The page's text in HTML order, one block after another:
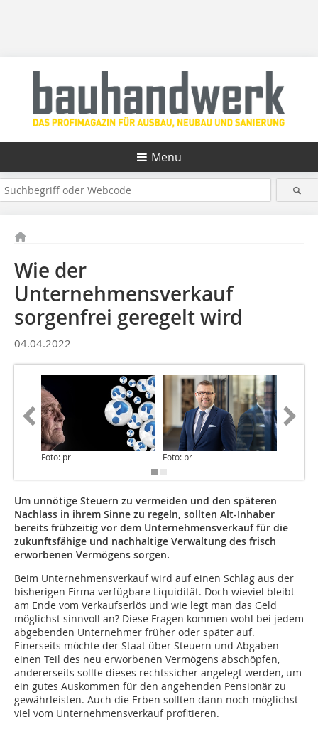
Menü
Wie der
Unternehmensverkauf
sorgenfrei geregelt wird
04.04.2022
Foto: pr Foto: pr
Um unnötige Steuern zu vermeiden und den späteren
Nachlass in ihrem Sinne zu regeln, sollten Alt-Inhaber
bereits frühzeitig vor dem Unternehmensverkauf für die
zukunftsfähige und nachhaltige Verwaltung des frisch
erworbenen Vermögens sorgen.
Beim Unternehmensverkauf wird auf einen Schlag aus der
bisherigen Firma verfügbare Liquidität. Doch wieviel bleibt
am Ende vom Verkaufserlös und wie legt man das Geld
möglichst sinnvoll an? Diese Fragen kommen wohl bei jedem
abgebenden Unternehmer früher oder später auf.
Einerseits möchte der Staat über Steuern und Abgaben
einen Teil des neu erworbenen Vermögens abschöpfen,
andererseits sollte dieses rechtssicher angelegt werden, um
ein gutes Auskommen für den angehenden Pensionär zu
gewährleisten. Auch die Erben sollten dann noch möglichst
viel vom Unternehmensverkauf profitieren.